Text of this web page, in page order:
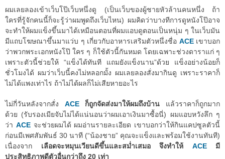
ผมเลยลองเข้าเว็บโป๊เว็บหนึ่งดู (เป็นเว็บของผู้ชายหัวล้านคนหนึ่ง ถ้า
ใครที่รู้จักคนนี้ก็จะรู้ว่าผมพูดถึงเว็บไหน) ผมคิดว่าบางทีการดูหนังโป๊อาจ
จะทำให้ผมแข็งขึ้นมาได้เหมือนตอนที่ผมแอบดูตอนเป็นหนุ่ม ๆ ในเว็บมัน
มีแถบโฆษณาขึ้นมาแว่บ ๆ เกี่ยวกับอาหารเสริมตัวหนึ่งชื่อ ACEเขาบอก
ว่าพวกพระเอกหนังโป๊ ใคร ๆ ก็ใช้ตัวนี้กันหมด โดยเฉพาะช่วงดาราแก่ ๆ
เพราะตัวนี้ช่วยให้ “แข็งได้ทันที แถมยังแข็งนาน”ด้วย แข็งอย่างน้อยก็
ชั่วโมงได้ ผมว่าเว็บนี้คงไม่หลอกมั้ง ผมเลยลองสั่งมากินดู เพราะราคาก็
ไม่ได้แพงเท่าไร ถ้าไม่ได้ผลก็ไม่เสียหายอะไร
ไม่กี่วันหลังจากสั่ง ACE ก็ถูกจัดส่งมาให้ผมถึงบ้าน แล้วราคาก็ถูกมาก
ด้วย (รับรองเมียจับไม่ได้แน่นอนว่าผมเอาเงินมาซื้อนี่) ผมแอบหวังลึก ๆ
ว่า ACEจะช่วยผมได้ ผมอ่านรายละเอียด เขาบอกว่าให้กินแคปซูลตัวนี้
ก่อนมีเพศสัมพันธ์ 30 นาที (“น้องชาย” คุณจะแข็งและพร้อมใช้งานทันที)
เนื่องจาก เลือดจะหมุนเวียนดีขึ้นและสม่ำเสมอ จึงทำให้ ACEมี
ประสิทธิภาพดีตัวอื่นกว่าถึง 20 เท่า